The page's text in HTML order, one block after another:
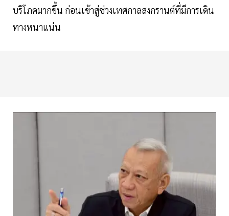
บริโภคมากขึ้น ก่อนเข้าสู่ช่วงเทศกาลสงกรานต์ที่มีการเดิน
ทางหนาแน่น